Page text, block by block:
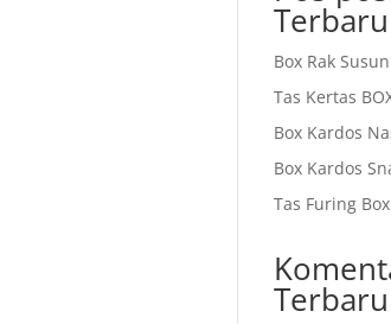
Terbaru
Box Rak Susun
Tas Kertas
Box Kardos
Box Kardos
Tas Furing
Terbaru